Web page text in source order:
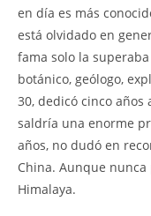
en día es más
está olvidado en
fama solo la
botánico, geólogo,
30, dedicó cinco
saldría una enorme
años, no dudó en
China. Aunque
Himalaya.